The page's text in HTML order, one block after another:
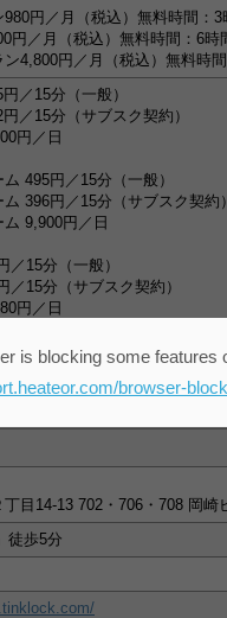
980円／月（税込）無料時間：3
円／月（税込）無料時間：6時
ン4,800円／月（税込）無料時
／15分（一般）
／15分（サブスク契約）
円／日
495円／15分（一般）
396円／15分（サブスク契約）
ム 9,900円／日
／15分（一般）
／15分（サブスク契約）
円／日
シェアデスク：10席
ーム：1部屋室）
目14‐13 702・706・708 岡崎
徒歩5分
is blocking some features
browser-